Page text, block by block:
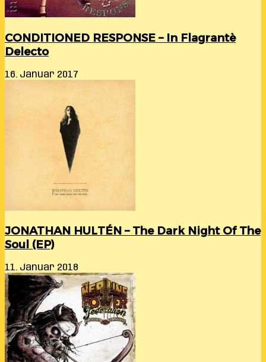
CONDITIONED RESPONSE – In Flagrantè
Delecto
16. Januar 2017
JONATHAN HULTÉN – The Dark Night Of The
Soul (EP)
11. Januar 2018